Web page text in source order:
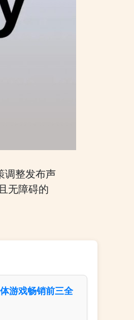
调整发布声
无障碍的
游戏畅销前三全